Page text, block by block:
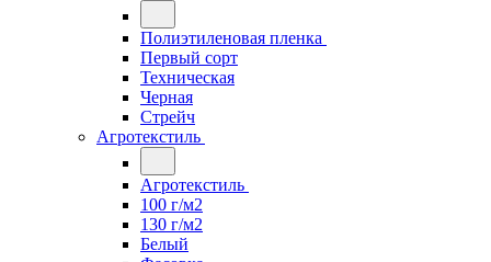
Полиэтиленовая пленка
Первый сорт
Техническая
Черная
Стрейч
Агротекстиль
Агротекстиль
100 г/м2
130 г/м2
Белый